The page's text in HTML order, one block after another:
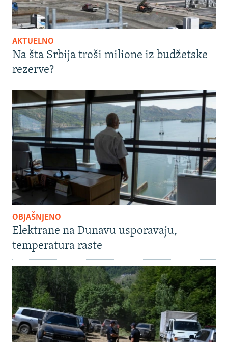
AKTUELNO
Na šta Srbija troši milione iz budžetske
rezerve?
OBJAŠNJENO
Elektrane na Dunavu usporavaju,
temperatura raste